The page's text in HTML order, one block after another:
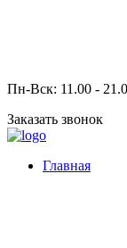
Пн-Вск: 11.00 -
Заказать звонок
Главная